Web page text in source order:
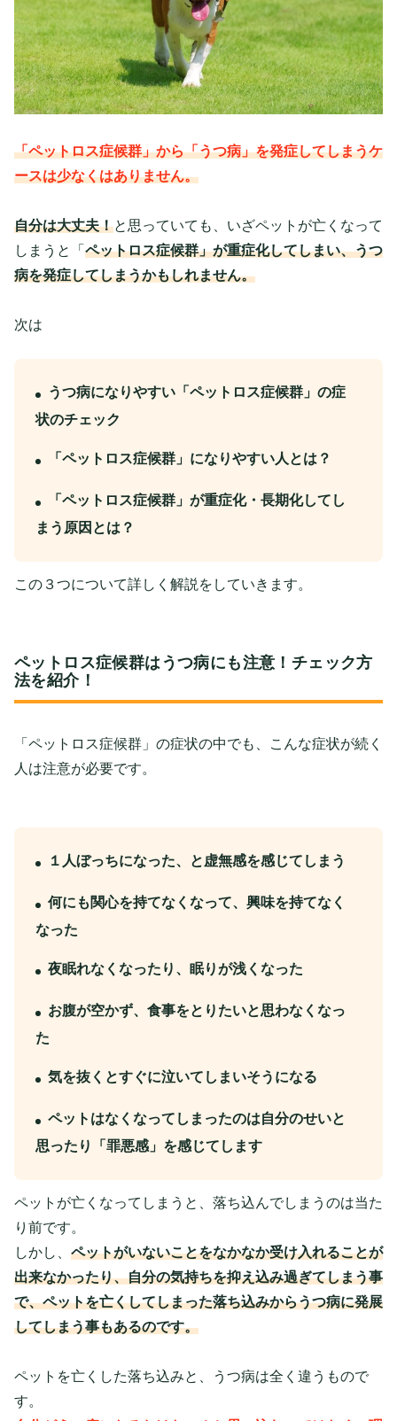
「ペットロス症候群」から「うつ病」を発症してしまうケ
ースは少なくはありません。
自分は大丈夫！と思っていても、いざペットが亡くなって
しまうと「 ペットロス症候群」が重症化してしまい、うつ
病を発症してしまうかもしれません。
次は
うつ病になりやすい「ペットロス症候群」の症
状のチェック
「ペットロス症候群」になりやすい人とは？
「ペットロス症候群」が重症化・長期化してし
まう原因とは？
この３つについて詳しく解説をしていきます。
ペットロス症候群はうつ病にも注意！チェック方
法を紹介！
「ペットロス症候群」の症状の中でも、こんな症状が続く
人は注意が必要です。
１人ぼっちになった、と虚無感を感じてしまう
何にも関心を持てなくなって、興味を持てなく
なった
夜眠れなくなったり、眠りが浅くなった
お腹が空かず、食事をとりたいと思わなくなっ
た
気を抜くとすぐに泣いてしまいそうになる
ペットはなくなってしまったのは自分のせいと
思ったり「罪悪感」を感じてします
ペットが亡くなってしまうと、落ち込んでしまうのは当た
り前です。
しかし、 ペットがいないことをなかなか受け入れることが
出来なかったり、自分の気持ちを抑え込み過ぎてしまう事
で、ペットを亡くしてしまった落ち込みからうつ病に発展
してしまう事もあるのです。
ペットを亡くした落ち込みと、うつ病は全く違うもので
す。